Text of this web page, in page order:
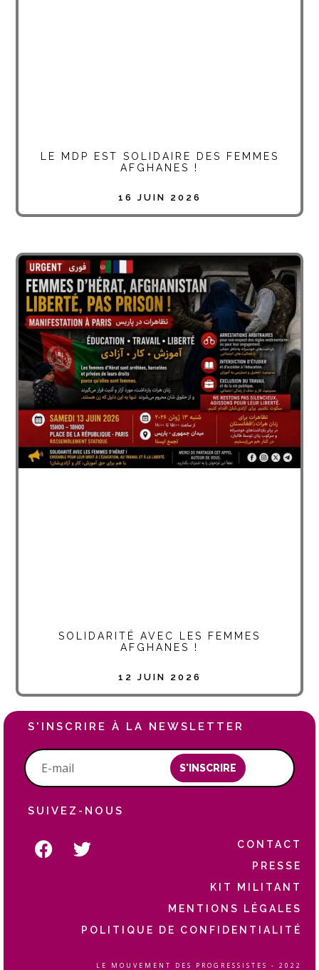
LE MDP EST SOLIDAIRE DES FEMMES
AFGHANES !
16 JUIN 2026
SOLIDARITÉ AVEC LES FEMMES
AFGHANES !
12 JUIN 2026
S'INSCRIRE À LA NEWSLETTER
S'INSCRIRE
SUIVEZ-NOUS
CONTACT
PRESSE
KIT MILITANT
MENTIONS LÉGALES
POLITIQUE DE CONFIDENTIALITÉ
LE MOUVEMENT DES PROGRESSISTES - 2022